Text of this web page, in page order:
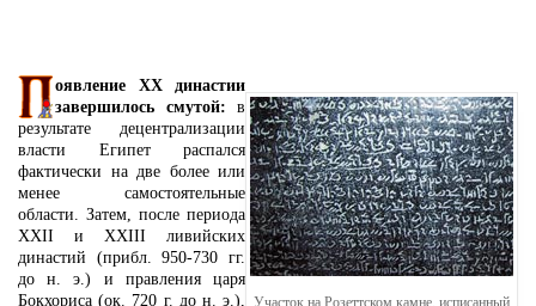
Участок на Розеттском камне, исписанный
оявление XX династии
завершилось смутой: в
результате децентрализации
власти Египет распался
фактически на две более или
менее самостоятельные
области. Затем, после периода
XXII и XXIII ливийских
династий (прибл. 950-730 гг.
до н. э.) и правления царя
Бокхориса (ок. 720 г. до н. э.),